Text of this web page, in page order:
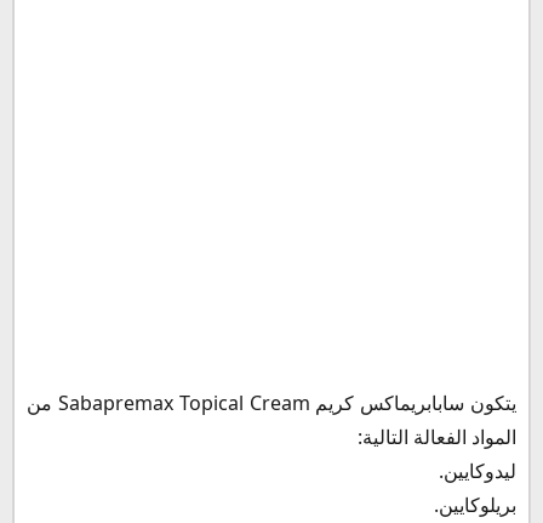
يتكون سابابريماكس كريم Sabapremax Topical Cream من
المواد الفعالة التالية:
ليدوكايين.
بريلوكايين.